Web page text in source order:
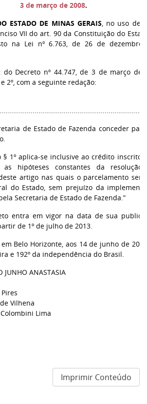
3 de março de 2008.
ESTADO DE MINAS GERAIS, no uso de
VII do art. 90 da Constituição do
na Lei nº 6.763, de 26 de dezembro
Decreto nº 44.747, de 3 de março de
2º, com a seguinte redação:
de Estado de Fazenda conceder
§ 1º aplica-se inclusive ao crédito inscrito
as hipóteses constantes da resolução
artigo nas quais o parcelamento
do Estado, sem prejuízo da
Secretaria de Estado de Fazenda.”
entra em vigor na data desua
de 1º de julho de 2013.
Belo Horizonte, aos 14 de junho de
e 192º da independência do Brasil.
JUNHO ANASTASIA
Vilhena
Lima
Imprimir Conteúdo